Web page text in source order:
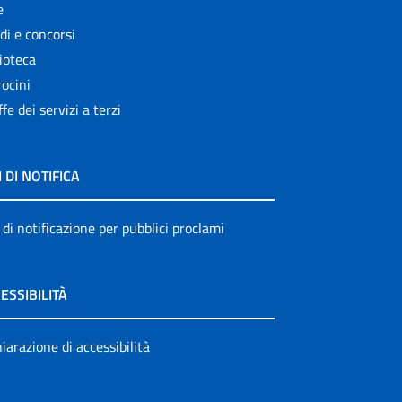
e concorsi
dei servizi a terzi
DI NOTIFICA
notificazione per pubblici proclami
di accessibilità